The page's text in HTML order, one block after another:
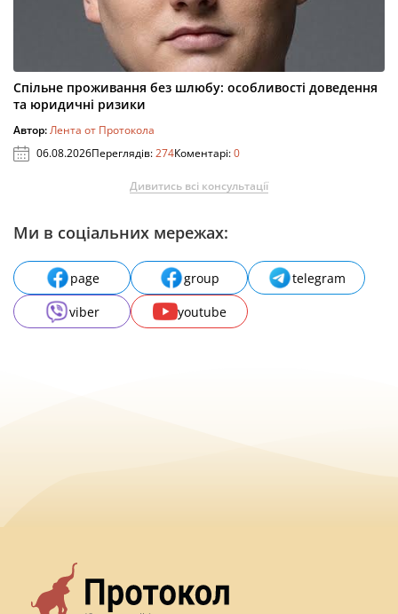
Спільне проживання без шлюбу: особливості доведення
та юридичні ризики
Автор:Лента от Протокола
06.08.2026Переглядів:274Коментарі:0
Дивитись всі консультації
Ми в соціальних мережах:
page group
telegram
viber
youtube